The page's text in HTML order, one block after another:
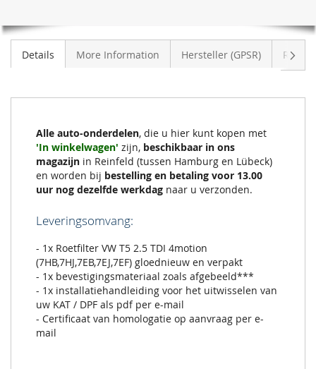
VW
2.5
VOORRAAD
Details More Information Hersteller (GPSR)
Alle auto-onderdelen, die u hier kunt kopen met
'In winkelwagen' zijn, beschikbaar in ons
magazijn in Reinfeld (tussen Hamburg en Lübeck)
en worden bij bestelling en betaling voor 13.00
uur nog dezelfde werkdag naar u verzonden.
Leveringsomvang:
- 1x Roetfilter VW T5 2.5 TDI 4motion
(7HB,7HJ,7EB,7EJ,7EF) gloednieuw en verpakt
- 1x bevestigingsmateriaal zoals afgebeeld***
- 1x installatiehandleiding voor het uitwisselen van
uw KAT / DPF als pdf per e-mail
- Certificaat van homologatie op aanvraag per e-
mail